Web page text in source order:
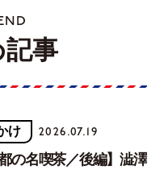
事
け 2026.07.19
都の名喫茶／後編】澁澤